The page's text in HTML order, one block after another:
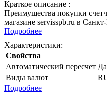
Краткое описание :
Преимущества покупки
магазине servisspb.ru в
Подробнее
Характеристики:
Свойства
Автоматический пересчет Да
Виды валют
Подробнее